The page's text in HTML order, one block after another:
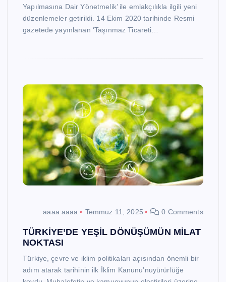
Yapılmasına Dair Yönetmelik’ ile emlakçılıkla ilgili yeni
düzenlemeler getirildi. 14 Ekim 2020 tarihinde Resmi
gazetede yayınlanan ‘Taşınmaz Ticareti…
aaaa aaaa Temmuz 11, 2025 0 Comments
TÜRKİYE’DE YEŞİL DÖNÜŞÜMÜN MİLAT
NOKTASI
Türkiye, çevre ve iklim politikaları açısından önemli bir
adım atarak tarihinin ilk İklim Kanunu’nuyürürlüğe